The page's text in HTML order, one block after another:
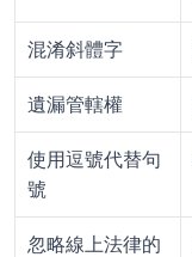
混淆斜體字
遺漏管轄權
使用逗號代替句
號
忽略線上法律的